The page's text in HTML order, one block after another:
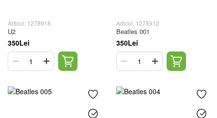
Articol: 1278918
U2
350Lei
Articol: 1278912
Beatles 001
350Lei